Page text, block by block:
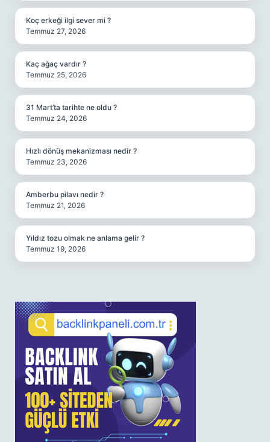
Koç erkeği ilgi sever mi ?
Temmuz 27, 2026
Kaç ağaç vardır ?
Temmuz 25, 2026
31 Mart’ta tarihte ne oldu ?
Temmuz 24, 2026
Hızlı dönüş mekanizması nedir ?
Temmuz 23, 2026
Amberbu pilavı nedir ?
Temmuz 21, 2026
Yıldız tozu olmak ne anlama gelir ?
Temmuz 19, 2026